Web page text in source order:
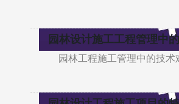
园林设计施工工程管理中
园林工程施工管理中的技